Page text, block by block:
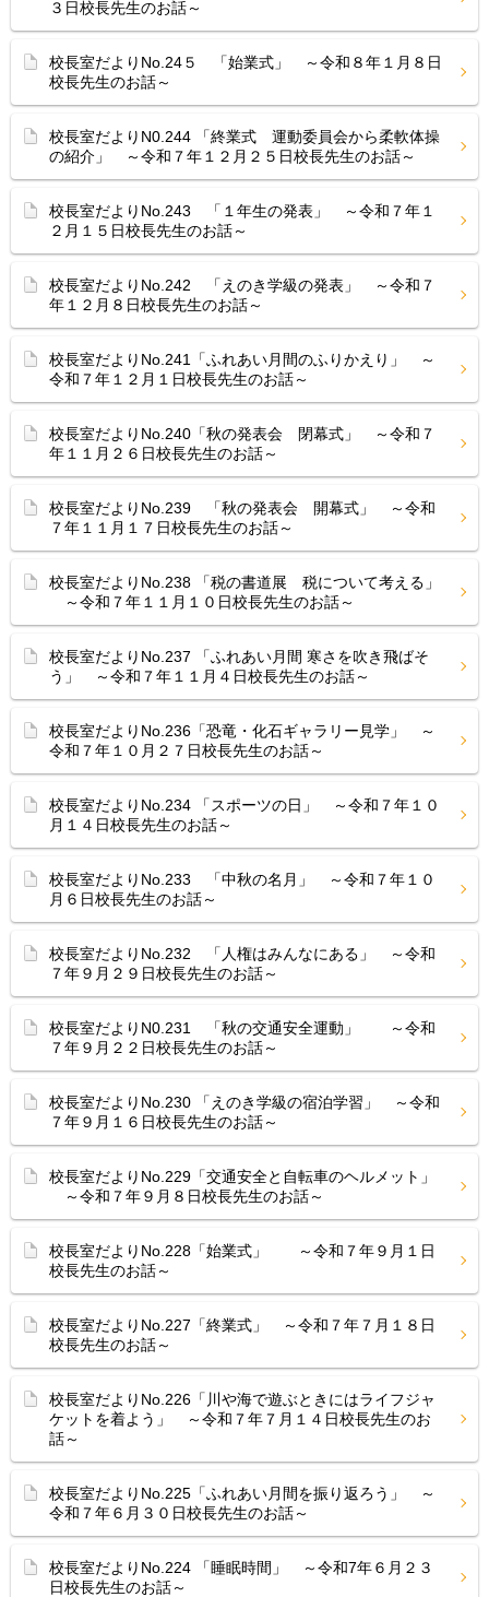
３日校長先生のお話～
校長室だよりNo.24５ 「始業式」 ～令和８年１月８日
校長先生のお話～
校長室だよりN0.244 「終業式 運動委員会から柔軟体操
の紹介」 ～令和７年１２月２５日校長先生のお話～
校長室だよりNo.243 「１年生の発表」 ～令和７年１
２月１５日校長先生のお話～
校長室だよりNo.242 「えのき学級の発表」 ～令和７
年１２月８日校長先生のお話～
校長室だよりNo.241「ふれあい月間のふりかえり」 ～
令和７年１２月１日校長先生のお話～
校長室だよりNo.240「秋の発表会 閉幕式」 ～令和７
年１１月２６日校長先生のお話～
校長室だよりNo.239 「秋の発表会 開幕式」 ～令和
７年１１月１７日校長先生のお話～
校長室だよりNo.238 「税の書道展 税について考える」
～令和７年１１月１０日校長先生のお話～
校長室だよりNo.237 「ふれあい月間 寒さを吹き飛ばそ
う」 ～令和７年１１月４日校長先生のお話～
校長室だよりNo.236「恐竜・化石ギャラリー見学」 ～
令和７年１０月２７日校長先生のお話～
校長室だよりNo.234 「スポーツの日」 ～令和７年１０
月１４日校長先生のお話～
校長室だよりNo.233 「中秋の名月」 ～令和７年１０
月６日校長先生のお話～
校長室だよりNo.232 「人権はみんなにある」 ～令和
７年９月２９日校長先生のお話～
校長室だよりN0.231 「秋の交通安全運動」 ～令和
７年９月２２日校長先生のお話～
校長室だよりNo.230 「えのき学級の宿泊学習」 ～令和
７年９月１６日校長先生のお話～
校長室だよりNo.229「交通安全と自転車のヘルメット」
～令和７年９月８日校長先生のお話～
校長室だよりNo.228「始業式」 ～令和７年９月１日
校長先生のお話～
校長室だよりNo.227「終業式」 ～令和７年７月１８日
校長先生のお話～
校長室だよりNo.226「川や海で遊ぶときにはライフジャ
ケットを着よう」 ～令和７年７月１４日校長先生のお
話～
校長室だよりNo.225「ふれあい月間を振り返ろう」 ～
令和７年６月３０日校長先生のお話～
校長室だよりNo.224 「睡眠時間」 ～令和7年６月２３
日校長先生のお話～